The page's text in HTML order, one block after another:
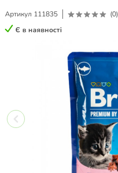
Артикул 111835
(0)
Є в наявності